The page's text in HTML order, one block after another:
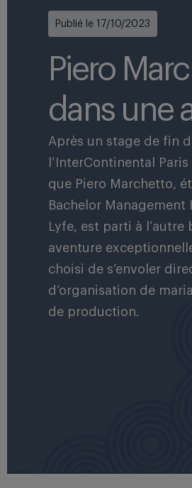
Publié le 17/10/2023
Piero
dans une
Après un stage de fin
l’InterContinental
que Piero Marchetto,
Bachelor Management
Lyfe, est parti à
aventure
choisi de s’envoler
d’organisation de
de production.